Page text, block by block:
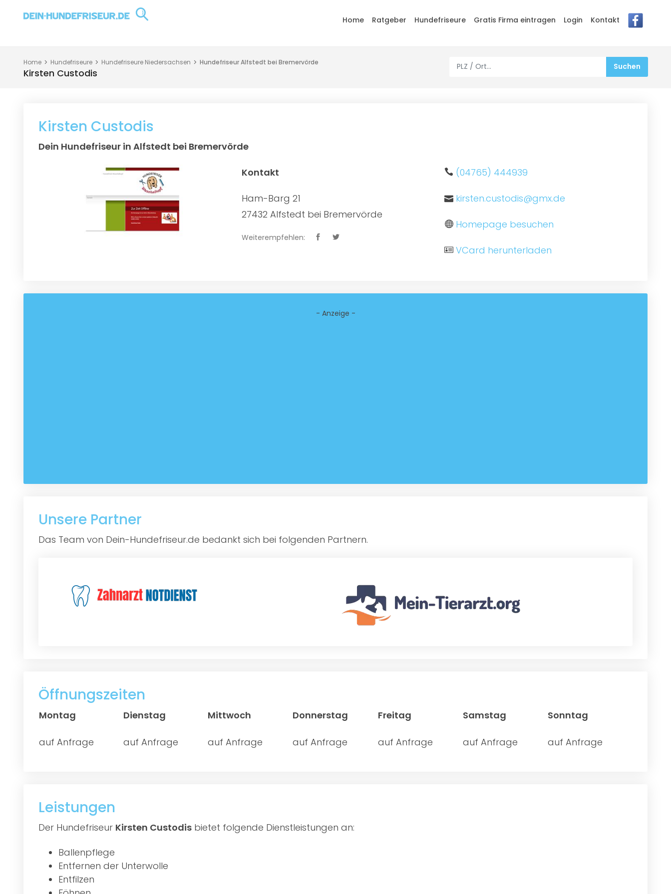
Home Ratgeber Hundefriseure Gratis Firma eintragen Login Kontakt
Home Hundefriseure Hundefriseure Niedersachsen Hundefriseur Alfstedt bei Bremervörde
Kirsten Custodis
Kirsten Custodis
Dein Hundefriseur in Alfstedt bei Bremervörde
Kontakt
Ham-Barg 21
27432 Alfstedt bei Bremervörde
Weiterempfehlen:
(04765) 444939
kirsten.custodis@gmx.de
Homepage besuchen
VCard herunterladen
- Anzeige -
Unsere Partner
Das Team von Dein-Hundefriseur.de bedankt sich bei folgenden Partnern.
Öffnungszeiten
Montag Dienstag Mittwoch Donnerstag Freitag Samstag Sonntag
auf Anfrage auf Anfrage auf Anfrage auf Anfrage auf Anfrage auf Anfrage auf Anfrage
Leistungen
Der Hundefriseur Kirsten Custodis bietet folgende Dienstleistungen an:
Ballenpflege
Entfernen der Unterwolle
Entfilzen